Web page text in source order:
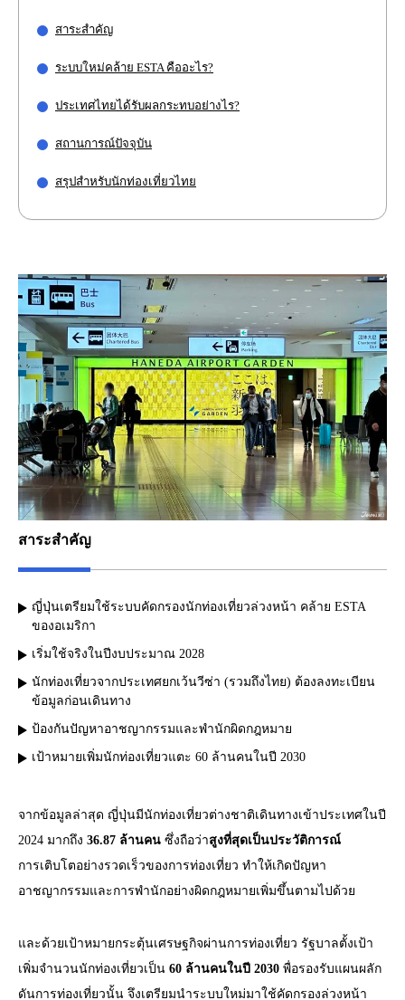
สาระสำคัญ
ระบบใหม่คล้าย ESTA คืออะไร?
ประเทศไทยได้รับผลกระทบอย่างไร?
สถานการณ์ปัจจุบัน
สรุปสำหรับนักท่องเที่ยวไทย
สาระสำคัญ
ญี่ปุ่นเตรียมใช้ระบบคัดกรองนักท่องเที่ยวล่วงหน้า คล้าย ESTA
ของอเมริกา
เริ่มใช้จริงในปีงบประมาณ 2028
นักท่องเที่ยวจากประเทศยกเว้นวีซ่า (รวมถึงไทย) ต้องลงทะเบียน
ข้อมูลก่อนเดินทาง
ป้องกันปัญหาอาชญากรรมและพำนักผิดกฎหมาย
เป้าหมายเพิ่มนักท่องเที่ยวแตะ 60 ล้านคนในปี 2030
จากข้อมูลล่าสุด ญี่ปุ่นมีนักท่องเที่ยวต่างชาติเดินทางเข้าประเทศในปี
2024 มากถึง 36.87 ล้านคน ซึ่งถือว่าสูงที่สุดเป็นประวัติการณ์
การเติบโตอย่างรวดเร็วของการท่องเที่ยว ทำให้เกิดปัญหา
อาชญากรรมและการพำนักอย่างผิดกฎหมายเพิ่มขึ้นตามไปด้วย
และด้วยเป้าหมายกระตุ้นเศรษฐกิจผ่านการท่องเที่ยว รัฐบาลตั้งเป้า
เพิ่มจำนวนนักท่องเที่ยวเป็น 60 ล้านคนในปี 2030 พื่อรองรับแผนผลัก
ดันการท่องเที่ยวนั้น จึงเตรียมนำระบบใหม่มาใช้คัดกรองล่วงหน้า